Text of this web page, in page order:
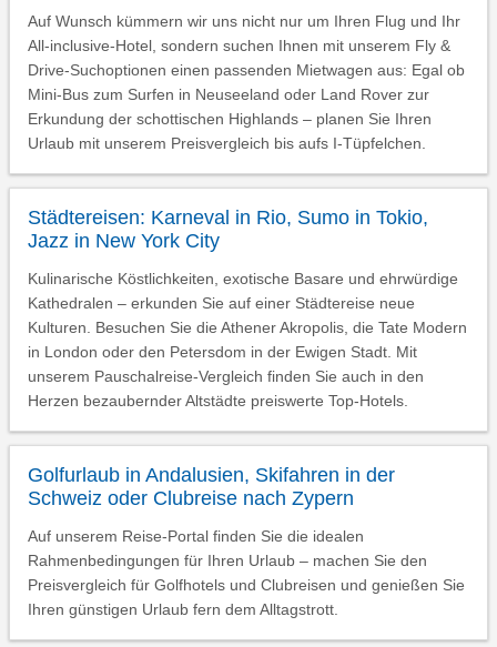
Auf Wunsch kümmern wir uns nicht nur um Ihren Flug und Ihr
All-inclusive-Hotel, sondern suchen Ihnen mit unserem Fly &
Drive-Suchoptionen einen passenden Mietwagen aus: Egal ob
Mini-Bus zum Surfen in Neuseeland oder Land Rover zur
Erkundung der schottischen Highlands – planen Sie Ihren
Urlaub mit unserem Preisvergleich bis aufs I-Tüpfelchen.
Städtereisen: Karneval in Rio, Sumo in Tokio,
Jazz in New York City
Kulinarische Köstlichkeiten, exotische Basare und ehrwürdige
Kathedralen – erkunden Sie auf einer Städtereise neue
Kulturen. Besuchen Sie die Athener Akropolis, die Tate Modern
in London oder den Petersdom in der Ewigen Stadt. Mit
unserem Pauschalreise-Vergleich finden Sie auch in den
Herzen bezaubernder Altstädte preiswerte Top-Hotels.
Golfurlaub in Andalusien, Skifahren in der
Schweiz oder Clubreise nach Zypern
Auf unserem Reise-Portal finden Sie die idealen
Rahmenbedingungen für Ihren Urlaub – machen Sie den
Preisvergleich für Golfhotels und Clubreisen und genießen Sie
Ihren günstigen Urlaub fern dem Alltagstrott.